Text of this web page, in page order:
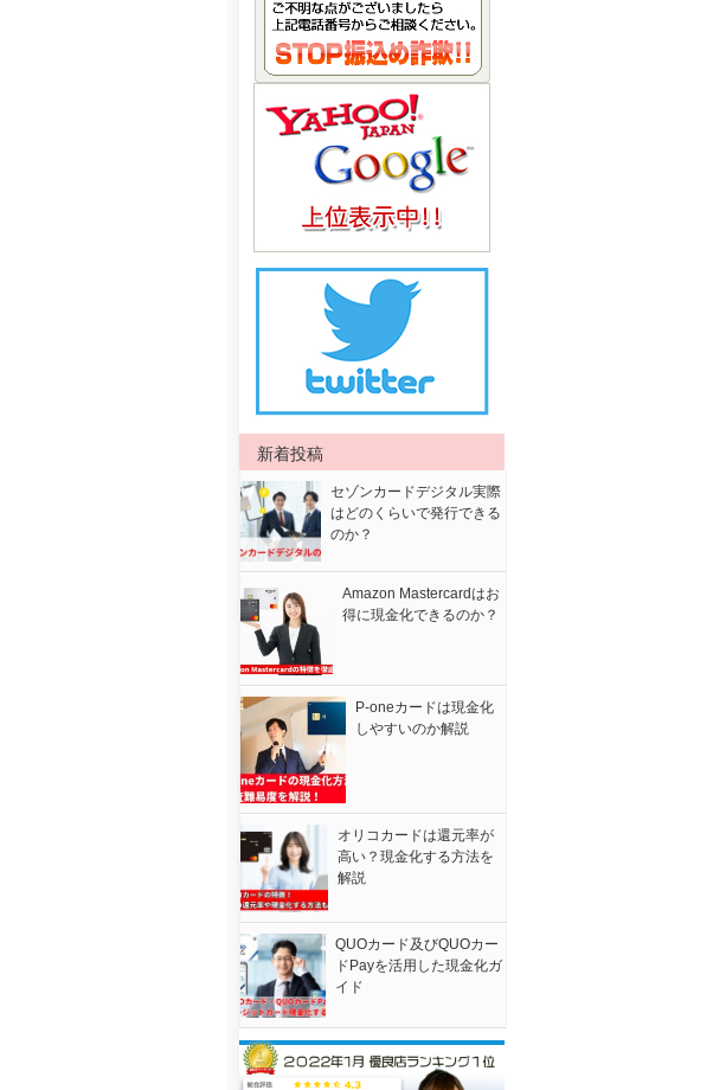
新着投稿
セゾンカードデジタル実際
はどのくらいで発行できる
のか？
Amazon Mastercardはお
得に現金化できるのか？
P-oneカードは現金化
しやすいのか解説
オリコカードは還元率が
高い？現金化する方法を
解説
QUOカード及びQUOカー
ドPayを活用した現金化ガ
イド